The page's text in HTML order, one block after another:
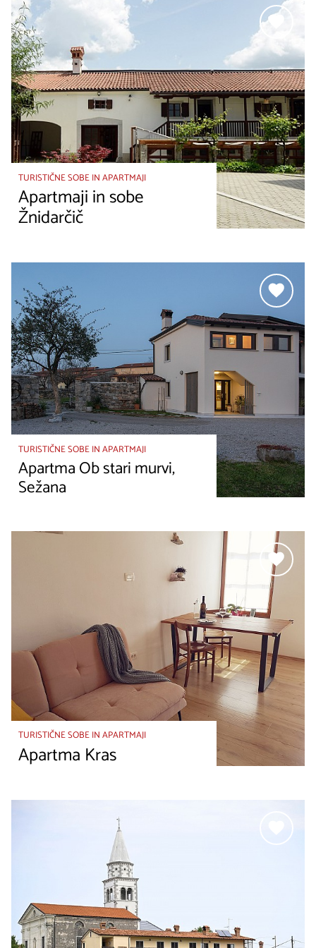
TURISTIČNE SOBE IN APARTMAJI
Apartmaji in sobe
Žnidarčič
TURISTIČNE SOBE IN APARTMAJI
Apartma Ob stari murvi,
Sežana
TURISTIČNE SOBE IN APARTMAJI
Apartma Kras